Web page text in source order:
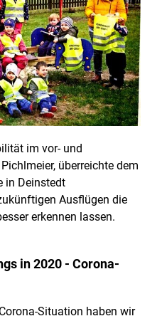
im vor- und
überreichte dem
in Deinstedt
Ausflügen die
erkennen lassen.
in 2020 - Corona-
Situation haben wir